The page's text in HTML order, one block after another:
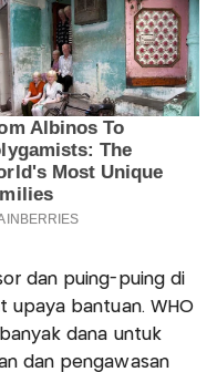
dan puing-puing di
upaya bantuan. WHO
dana untuk
dan pengawasan